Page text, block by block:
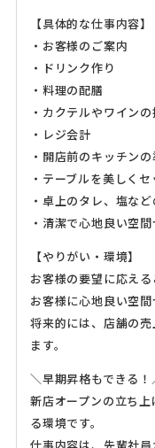
【具体的な仕事内容】
・お客様のご案内
・ドリンク作り
・料理の配膳
・カクテルやワインの
・レジ会計
・開店前のキッチン
・テーブルを美しく
・卓上のタレ、塩な
・清潔で心地良い空
【やりがい・環境】
お客様の要望に応える
お客様に心地良い空間
将来的には、店舗の
ます。
＼早期昇格もできる！
新店オープンの立ち
る環境です。